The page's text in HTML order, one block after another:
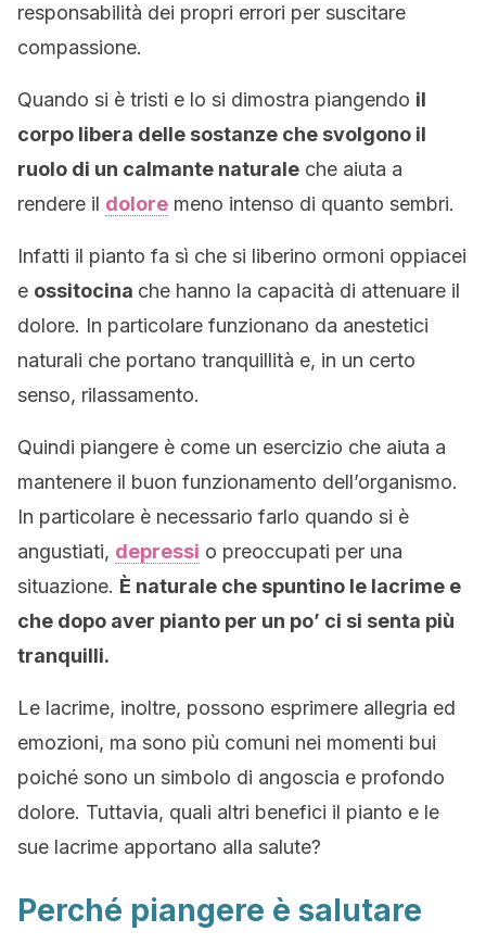
responsabilità dei propri errori per suscitare
compassione.
Quando si è tristi e lo si dimostra piangendo il
corpo libera delle sostanze che svolgono il
ruolo di un calmante naturale che aiuta a
rendere il dolore meno intenso di quanto sembri.
Infatti il pianto fa sì che si liberino ormoni oppiacei
e ossitocina che hanno la capacità di attenuare il
dolore. In particolare funzionano da anestetici
naturali che portano tranquillità e, in un certo
senso, rilassamento.
Quindi piangere è come un esercizio che aiuta a
mantenere il buon funzionamento dell’organismo.
In particolare è necessario farlo quando si è
angustiati, depressi o preoccupati per una
situazione. È naturale che spuntino le lacrime e
che dopo aver pianto per un po’ ci si senta più
tranquilli.
Le lacrime, inoltre, possono esprimere allegria ed
emozioni, ma sono più comuni nei momenti bui
poiché sono un simbolo di angoscia e profondo
dolore. Tuttavia, quali altri benefici il pianto e le
sue lacrime apportano alla salute?
Perché piangere è salutare